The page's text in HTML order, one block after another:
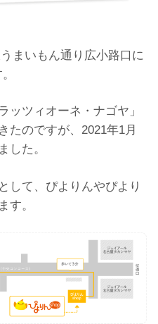
まいもん通り広小路口に
ッツィオーネ・ナゴヤ」
たのですが、2021年1月
した。
して、ぴよりんやぴより
す。